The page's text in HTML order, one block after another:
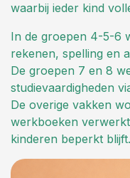
waarbij ieder kind
In de groepen 4-5-6
rekenen, spelling en
De groepen 7 en 8
studievaardigheden
De overige vakken
werkboeken
kinderen beperkt blijft.